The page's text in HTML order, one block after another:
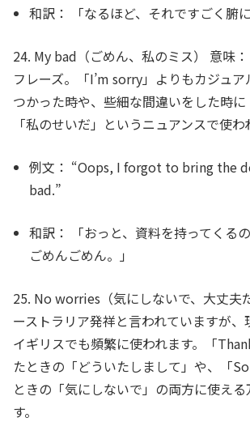
和訳： 「なるほど、それですごく腑
24. My bad（ごめん、私のミス） 意味：
フレーズ。「I’m sorry」よりもカジュ
つかった時や、些細な間違いをした時に
「私のせいだ」というニュアンスで使わ
例文： “Oops, I forgot to bring the
bad.”
和訳：
「おっと、資料を持ってくる
ごめんごめん。」
25. No worries（気にしないで、大丈夫
ーストラリア発祥と言われていますが、
イギリスでも頻繁に使われます。「
たときの「どういたしまして」や、「
ときの「気にしないで」の両方に使え
す。